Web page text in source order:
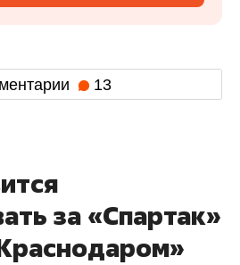
13
за «Спартак»